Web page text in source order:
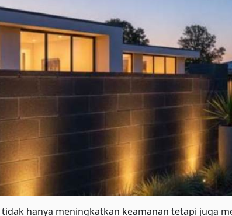
tidak hanya meningkatkan keamanan tetapi juga